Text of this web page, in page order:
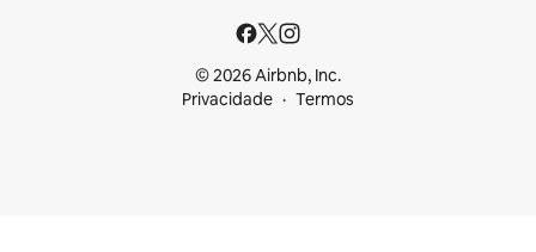
© 2026 Airbnb, Inc.
Privacidade
Termos